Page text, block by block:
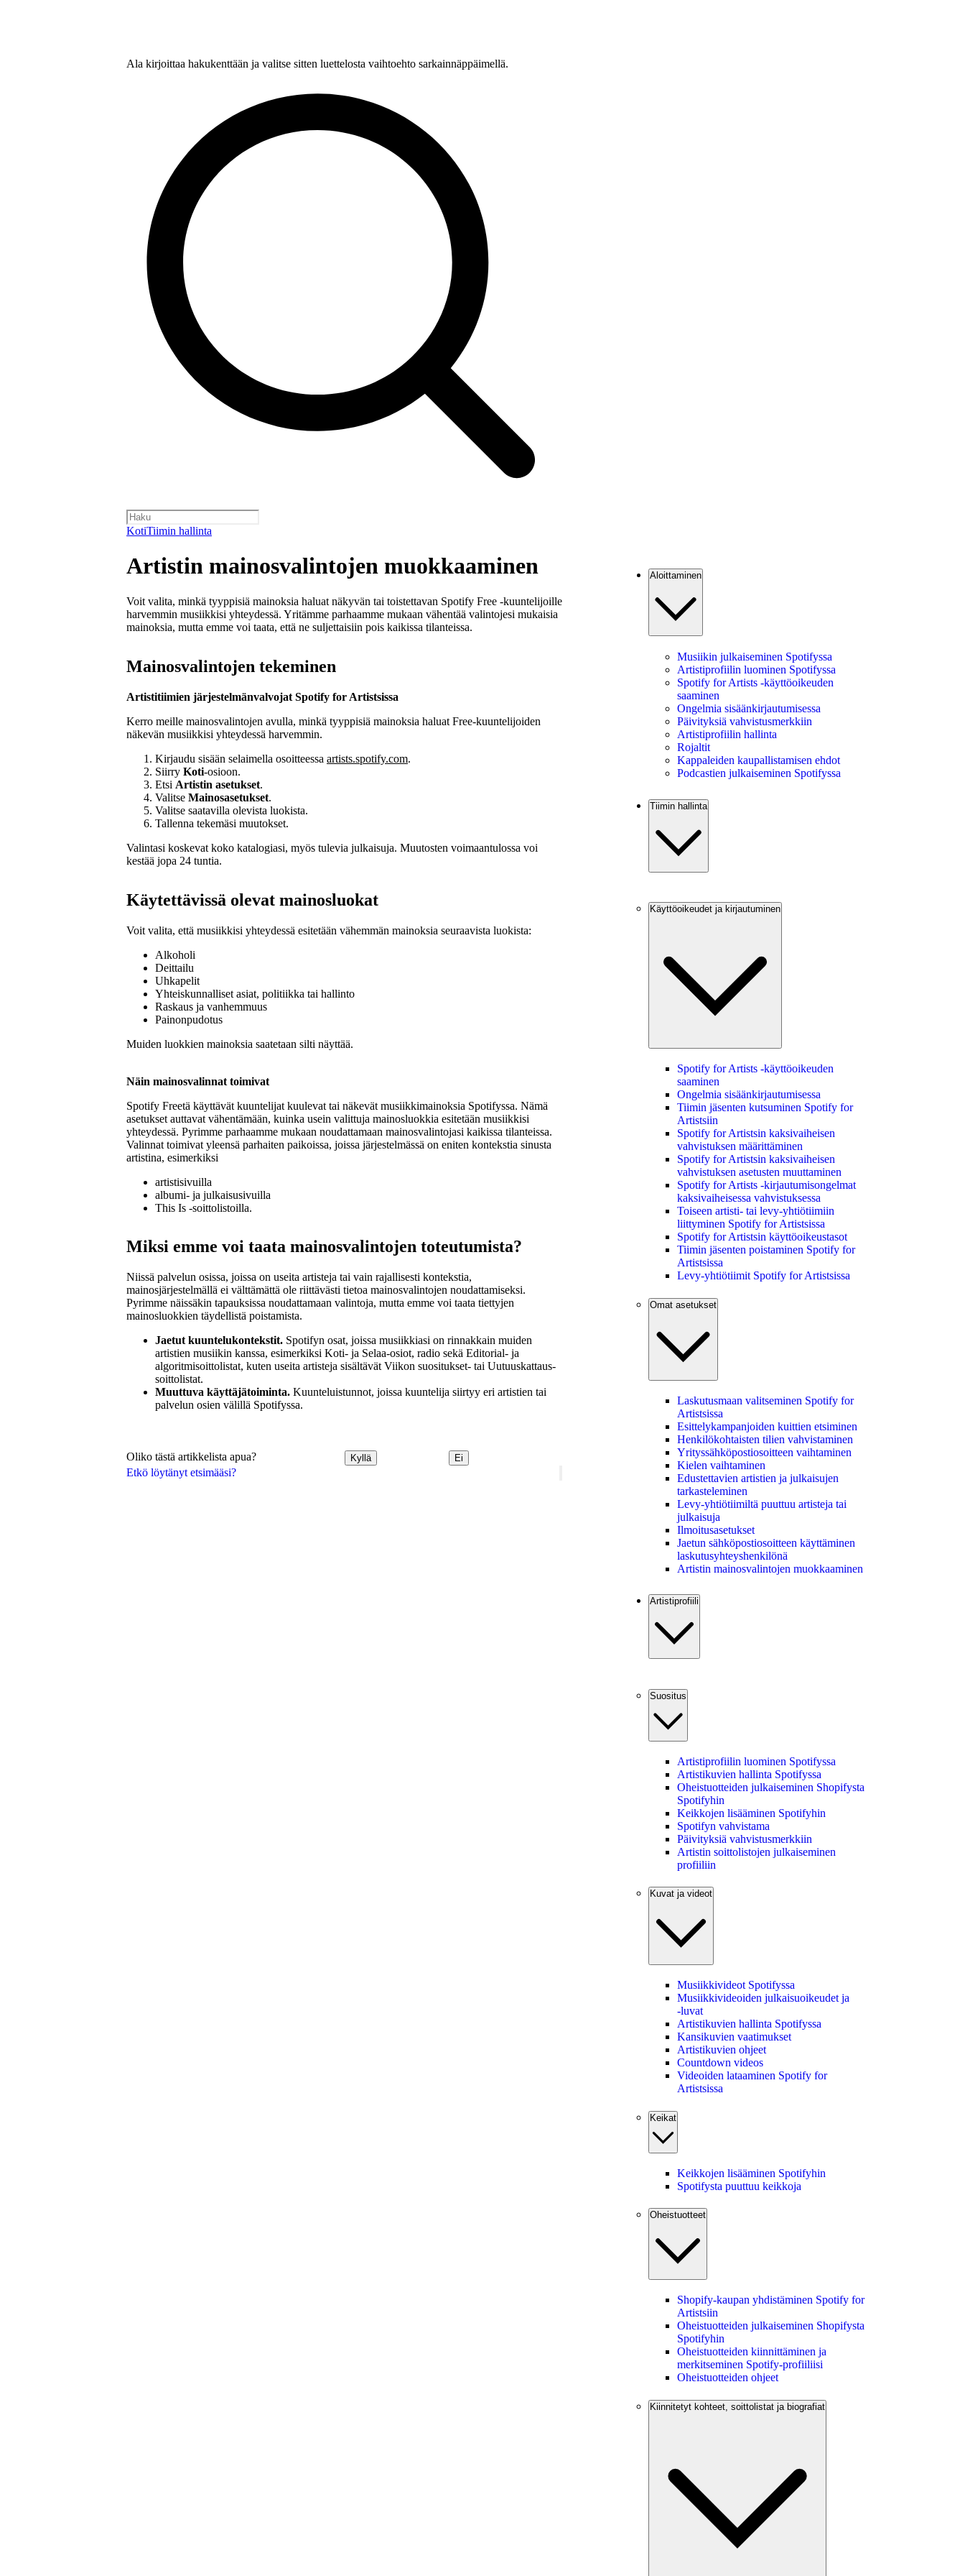
Ala kirjoittaa hakukenttään ja valitse sitten luettelosta vaihtoehto sarkainnäppäimellä.
KotiTiimin hallinta
Etkö löytänyt etsimääsi?
Artistin mainosvalintojen muokkaaminen
Voit valita, minkä tyyppisiä mainoksia haluat näkyvän tai toistettavan Spotify Free ‑kuuntelijoille
harvemmin musiikkisi yhteydessä. Yritämme parhaamme mukaan vähentää valintojesi mukaisia
mainoksia, mutta emme voi taata, että ne suljettaisiin pois kaikissa tilanteissa.
Mainosvalintojen tekeminen
Artistitiimien järjestelmänvalvojat Spotify for Artistsissa
Kerro meille mainosvalintojen avulla, minkä tyyppisiä mainoksia haluat Free-kuuntelijoiden
näkevän musiikkisi yhteydessä harvemmin.
Kirjaudu sisään selaimella osoitteessa artists.spotify.com.
Siirry Koti-osioon.
Etsi Artistin asetukset.
Valitse Mainosasetukset.
Valitse saatavilla olevista luokista.
Tallenna tekemäsi muutokset.
Valintasi koskevat koko katalogiasi, myös tulevia julkaisuja. Muutosten voimaantulossa voi
kestää jopa 24 tuntia.
Käytettävissä olevat mainosluokat
Voit valita, että musiikkisi yhteydessä esitetään vähemmän mainoksia seuraavista luokista:
Alkoholi
Deittailu
Uhkapelit
Yhteiskunnalliset asiat, politiikka tai hallinto
Raskaus ja vanhemmuus
Painonpudotus
Muiden luokkien mainoksia saatetaan silti näyttää.
Näin mainosvalinnat toimivat
Spotify Freetä käyttävät kuuntelijat kuulevat tai näkevät musiikkimainoksia Spotifyssa. Nämä
asetukset auttavat vähentämään, kuinka usein valittuja mainosluokkia esitetään musiikkisi
yhteydessä. Pyrimme parhaamme mukaan noudattamaan mainosvalintojasi kaikissa tilanteissa.
Valinnat toimivat yleensä parhaiten paikoissa, joissa järjestelmässä on eniten kontekstia sinusta
artistina, esimerkiksi
artistisivuilla
albumi- ja julkaisusivuilla
This Is ‑soittolistoilla.
Miksi emme voi taata mainosvalintojen toteutumista?
Niissä palvelun osissa, joissa on useita artisteja tai vain rajallisesti kontekstia,
mainosjärjestelmällä ei välttämättä ole riittävästi tietoa mainosvalintojen noudattamiseksi.
Pyrimme näissäkin tapauksissa noudattamaan valintoja, mutta emme voi taata tiettyjen
mainosluokkien täydellistä poistamista.
Jaetut kuuntelukontekstit. Spotifyn osat, joissa musiikkiasi on rinnakkain muiden
artistien musiikin kanssa, esimerkiksi Koti- ja Selaa-osiot, radio sekä Editorial- ja
algoritmisoittolistat, kuten useita artisteja sisältävät Viikon suositukset- tai Uutuuskattaus-
soittolistat.
Muuttuva käyttäjätoiminta. Kuunteluistunnot, joissa kuuntelija siirtyy eri artistien tai
palvelun osien välillä Spotifyssa.
Oliko tästä artikkelista apua? Kyllä Ei
Aloittaminen
Musiikin julkaiseminen Spotifyssa
Artistiprofiilin luominen Spotifyssa
Spotify for Artists ‑käyttöoikeuden
saaminen
Ongelmia sisäänkirjautumisessa
Päivityksiä vahvistusmerkkiin
Artistiprofiilin hallinta
Rojaltit
Kappaleiden kaupallistamisen ehdot
Podcastien julkaiseminen Spotifyssa
Tiimin hallinta
Käyttöoikeudet ja kirjautuminen
Spotify for Artists ‑käyttöoikeuden
saaminen
Ongelmia sisäänkirjautumisessa
Tiimin jäsenten kutsuminen Spotify for
Artistsiin
Spotify for Artistsin kaksivaiheisen
vahvistuksen määrittäminen
Spotify for Artistsin kaksivaiheisen
vahvistuksen asetusten muuttaminen
Spotify for Artists ‑kirjautumisongelmat
kaksivaiheisessa vahvistuksessa
Toiseen artisti- tai levy-yhtiötiimiin
liittyminen Spotify for Artistsissa
Spotify for Artistsin käyttöoikeustasot
Tiimin jäsenten poistaminen Spotify for
Artistsissa
Levy-yhtiötiimit Spotify for Artistsissa
Omat asetukset
Laskutusmaan valitseminen Spotify for
Artistsissa
Esittelykampanjoiden kuittien etsiminen
Henkilökohtaisten tilien vahvistaminen
Yrityssähköpostiosoitteen vaihtaminen
Kielen vaihtaminen
Edustettavien artistien ja julkaisujen
tarkasteleminen
Levy‑yhtiötiimiltä puuttuu artisteja tai
julkaisuja
Ilmoitusasetukset
Jaetun sähköpostiosoitteen käyttäminen
laskutusyhteyshenkilönä
Artistin mainosvalintojen muokkaaminen
Artistiprofiili
Suositus
Artistiprofiilin luominen Spotifyssa
Artistikuvien hallinta Spotifyssa
Oheistuotteiden julkaiseminen Shopifysta
Spotifyhin
Keikkojen lisääminen Spotifyhin
Spotifyn vahvistama
Päivityksiä vahvistusmerkkiin
Artistin soittolistojen julkaiseminen
profiiliin
Kuvat ja videot
Musiikkivideot Spotifyssa
Musiikkivideoiden julkaisuoikeudet ja
‑luvat
Artistikuvien hallinta Spotifyssa
Kansikuvien vaatimukset
Artistikuvien ohjeet
Countdown videos
Videoiden lataaminen Spotify for
Artistsissa
Keikat
Keikkojen lisääminen Spotifyhin
Spotifysta puuttuu keikkoja
Oheistuotteet
Shopify-kaupan yhdistäminen Spotify for
Artistsiin
Oheistuotteiden julkaiseminen Shopifysta
Spotifyhin
Oheistuotteiden kiinnittäminen ja
merkitseminen Spotify-profiiliisi
Oheistuotteiden ohjeet
Kiinnitetyt kohteet, soittolistat ja biografiat